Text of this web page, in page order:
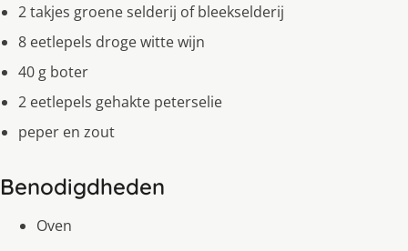
2 takjes groene selderij of bleekselderij
8 eetlepels droge witte wijn
40 g boter
2 eetlepels gehakte peterselie
peper en zout
Benodigdheden
Oven